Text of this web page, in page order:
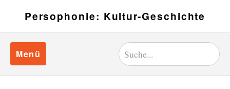
Persophonie: Kultur-Geschichte
Menü